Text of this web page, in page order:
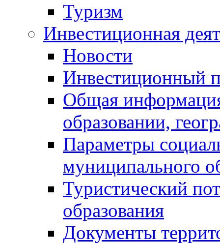
Туризм
Инвестиционная
Новости
Инвестиционный
Общая
образовании,
Параметры
муниципального
Туристический
образования
Документы